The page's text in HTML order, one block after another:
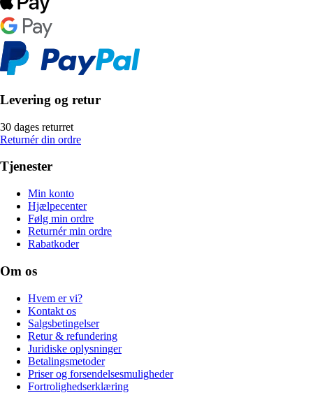
Levering og retur
30 dages returret
Returnér din ordre
Tjenester
Min konto
Hjælpecenter
Følg min ordre
Returnér min ordre
Rabatkoder
Om os
Hvem er vi?
Kontakt os
Salgsbetingelser
Retur & refundering
Juridiske oplysninger
Betalingsmetoder
Priser og forsendelsesmuligheder
Fortrolighedserklæring